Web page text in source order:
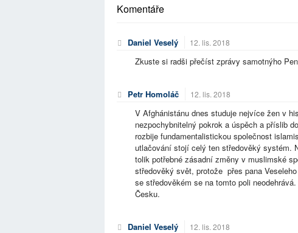
Komentáře
Daniel Veselý 12. lis. 2018
Zkuste si radši přečíst zprávy samotnýho
Petr Homoláč 12. lis. 2018
V Afghánistánu dnes studuje nejvíce žen v
nezpochybnitelný pokrok a úspěch a příslib
rozbije fundamentalistickou společnost
utlačování stojí celý ten středověký systém.
tolik potřebné zásadní změny v muslimské
středověký svět, protože přes pana
se středověkém se na tomto poli
Česku.
Daniel Veselý 12. lis. 2018